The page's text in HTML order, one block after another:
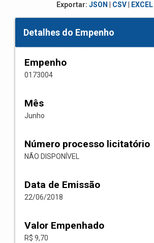
Exportar: JSON CSV| EXCEL|
Detalhes do Empenho
Empenho
0173004
Mês
Junho
Número processo licitatório
NÃO DISPONÍVEL
Data de Emissão
22/06/2018
Valor Empenhado
R$ 9,70